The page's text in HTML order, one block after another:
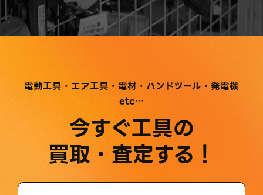
電動工具・エア工具・電材・ハンドツール・発電機
etc…
今すぐ工具の
買取・査定する！